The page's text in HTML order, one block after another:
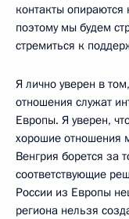
контакты
поэтому мы будем
стремиться к
Я лично уверен в
отношения служат
Европы. Я уверен,
хорошие отношения
Венгрия борется за
соответствующие
России из Европы
региона нельзя